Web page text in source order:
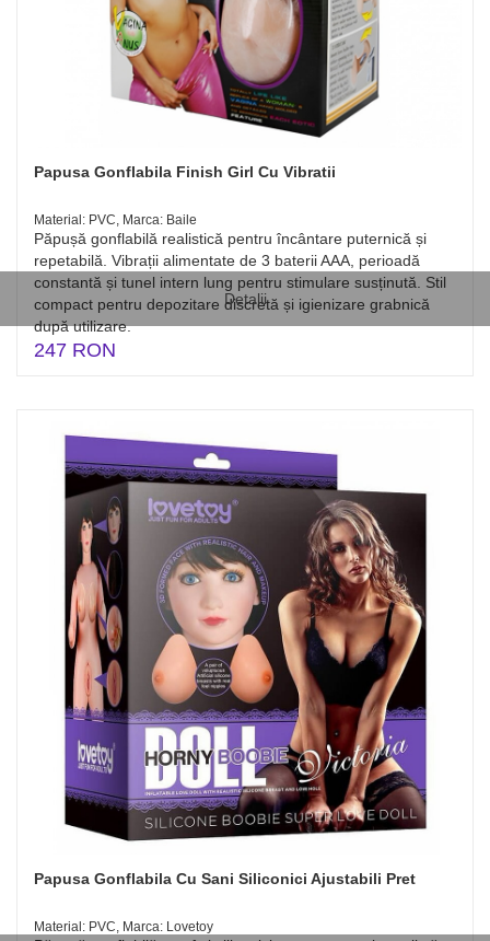
Detalii
Papusa Gonflabila Finish Girl Cu Vibratii
Material: PVC, Marca: Baile
Păpușă gonflabilă realistică pentru încântare puternică și
repetabilă. Vibrații alimentate de 3 baterii AAA, perioadă
constantă și tunel intern lung pentru stimulare susținută. Stil
compact pentru depozitare discretă și igienizare grabnică
după utilizare.
247 RON
Papusa Gonflabila Cu Sani Siliconici Ajustabili Pret
Material: PVC, Marca: Lovetoy